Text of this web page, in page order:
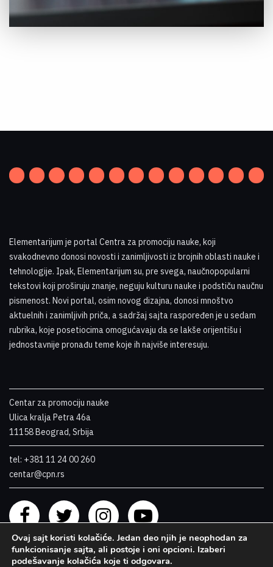
Elementarijum je portal Centra za promociju nauke, koji
svakodnevno donosi novosti i zanimljivosti iz brojnih oblasti nauke i
tehnologije. Ipak, Elementarijum su, pre svega, naučnopopularni
tekstovi koji proširuju znanje, neguju kulturu nauke i podstiču naučnu
pismenost. Novi portal, osim novog dizajna, donosi mnoštvo
aktuelnih i zanimljivih priča, a sadržaj sajta raspoređen je u sedam
rubrika, koje posetiocima omogućavaju da se lakše orijentišu i
jednostavnije pronađu teme koje ih najviše interesuju.
Centar za promociju nauke
Ulica kralja Petra 46a
11158 Beograd, Srbija
tel: +381 11 24 00 260
centar@cpn.rs
Ovaj sajt koristi kolačiće. Jedan deo njih je neophodan za
funkcionisanje sajta, ali postoje i oni opcioni. Izaberi
podešavanje kolačića koje ti odgovara.